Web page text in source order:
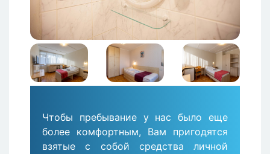
Изображение Изображение Изображение
Чтобы пребывание у нас было еще
более комфортным, Вам пригодятся
взятые с собой средства личной